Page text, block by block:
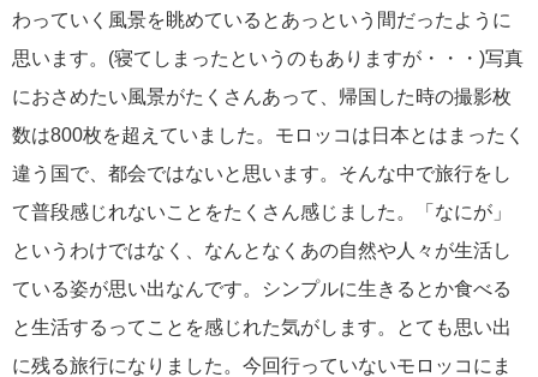
わっていく風景を眺めているとあっという間だったように
思います。(寝てしまったというのもありますが・・・)写真
におさめたい風景がたくさんあって、帰国した時の撮影枚
数は800枚を超えていました。モロッコは日本とはまったく
違う国で、都会ではないと思います。そんな中で旅行をし
て普段感じれないことをたくさん感じました。「なにが」
というわけではなく、なんとなくあの自然や人々が生活し
ている姿が思い出なんです。シンプルに生きるとか食べる
と生活するってことを感じれた気がします。とても思い出
に残る旅行になりました。今回行っていないモロッコにま